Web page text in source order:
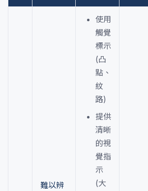
難以辨
使用
觸覺
標示
(凸
點、
紋
路)
提供
清晰
的視
覺指
示
(大